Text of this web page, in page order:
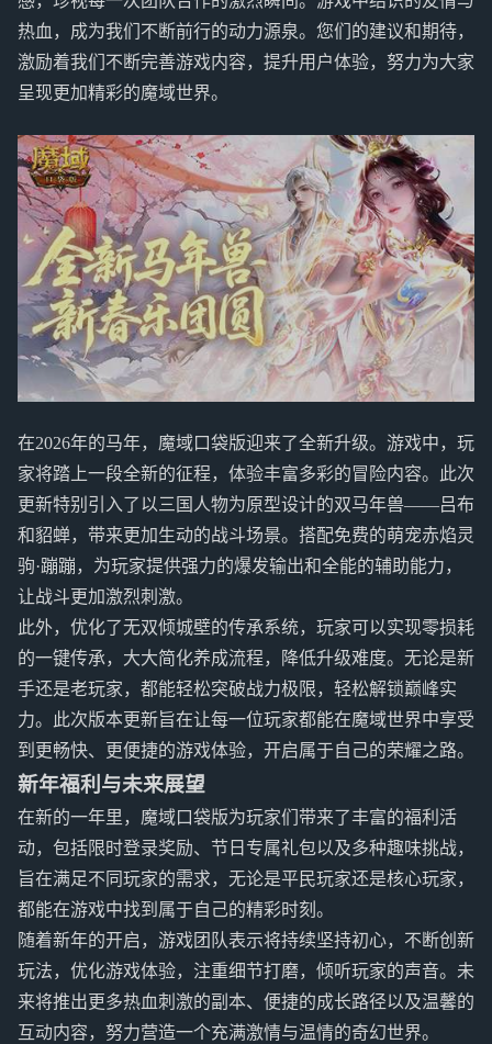
热血，成为我们不断前行的动力源泉。您们的建议和期待，
激励着我们不断完善游戏内容，提升用户体验，努力为大家
呈现更加精彩的魔域世界。
在2026年的马年，魔域口袋版迎来了全新升级。游戏中，玩
家将踏上一段全新的征程，体验丰富多彩的冒险内容。此次
更新特别引入了以三国人物为原型设计的双马年兽——吕布
和貂蝉，带来更加生动的战斗场景。搭配免费的萌宠赤焰灵
驹·蹦蹦，为玩家提供强力的爆发输出和全能的辅助能力，
让战斗更加激烈刺激。
此外，优化了无双倾城壁的传承系统，玩家可以实现零损耗
的一键传承，大大简化养成流程，降低升级难度。无论是新
手还是老玩家，都能轻松突破战力极限，轻松解锁巅峰实
力。此次版本更新旨在让每一位玩家都能在魔域世界中享受
到更畅快、更便捷的游戏体验，开启属于自己的荣耀之路。
新年福利与未来展望
在新的一年里，魔域口袋版为玩家们带来了丰富的福利活
动，包括限时登录奖励、节日专属礼包以及多种趣味挑战，
旨在满足不同玩家的需求，无论是平民玩家还是核心玩家，
都能在游戏中找到属于自己的精彩时刻。
随着新年的开启，游戏团队表示将持续坚持初心，不断创新
玩法，优化游戏体验，注重细节打磨，倾听玩家的声音。未
来将推出更多热血刺激的副本、便捷的成长路径以及温馨的
互动内容，努力营造一个充满激情与温情的奇幻世界。